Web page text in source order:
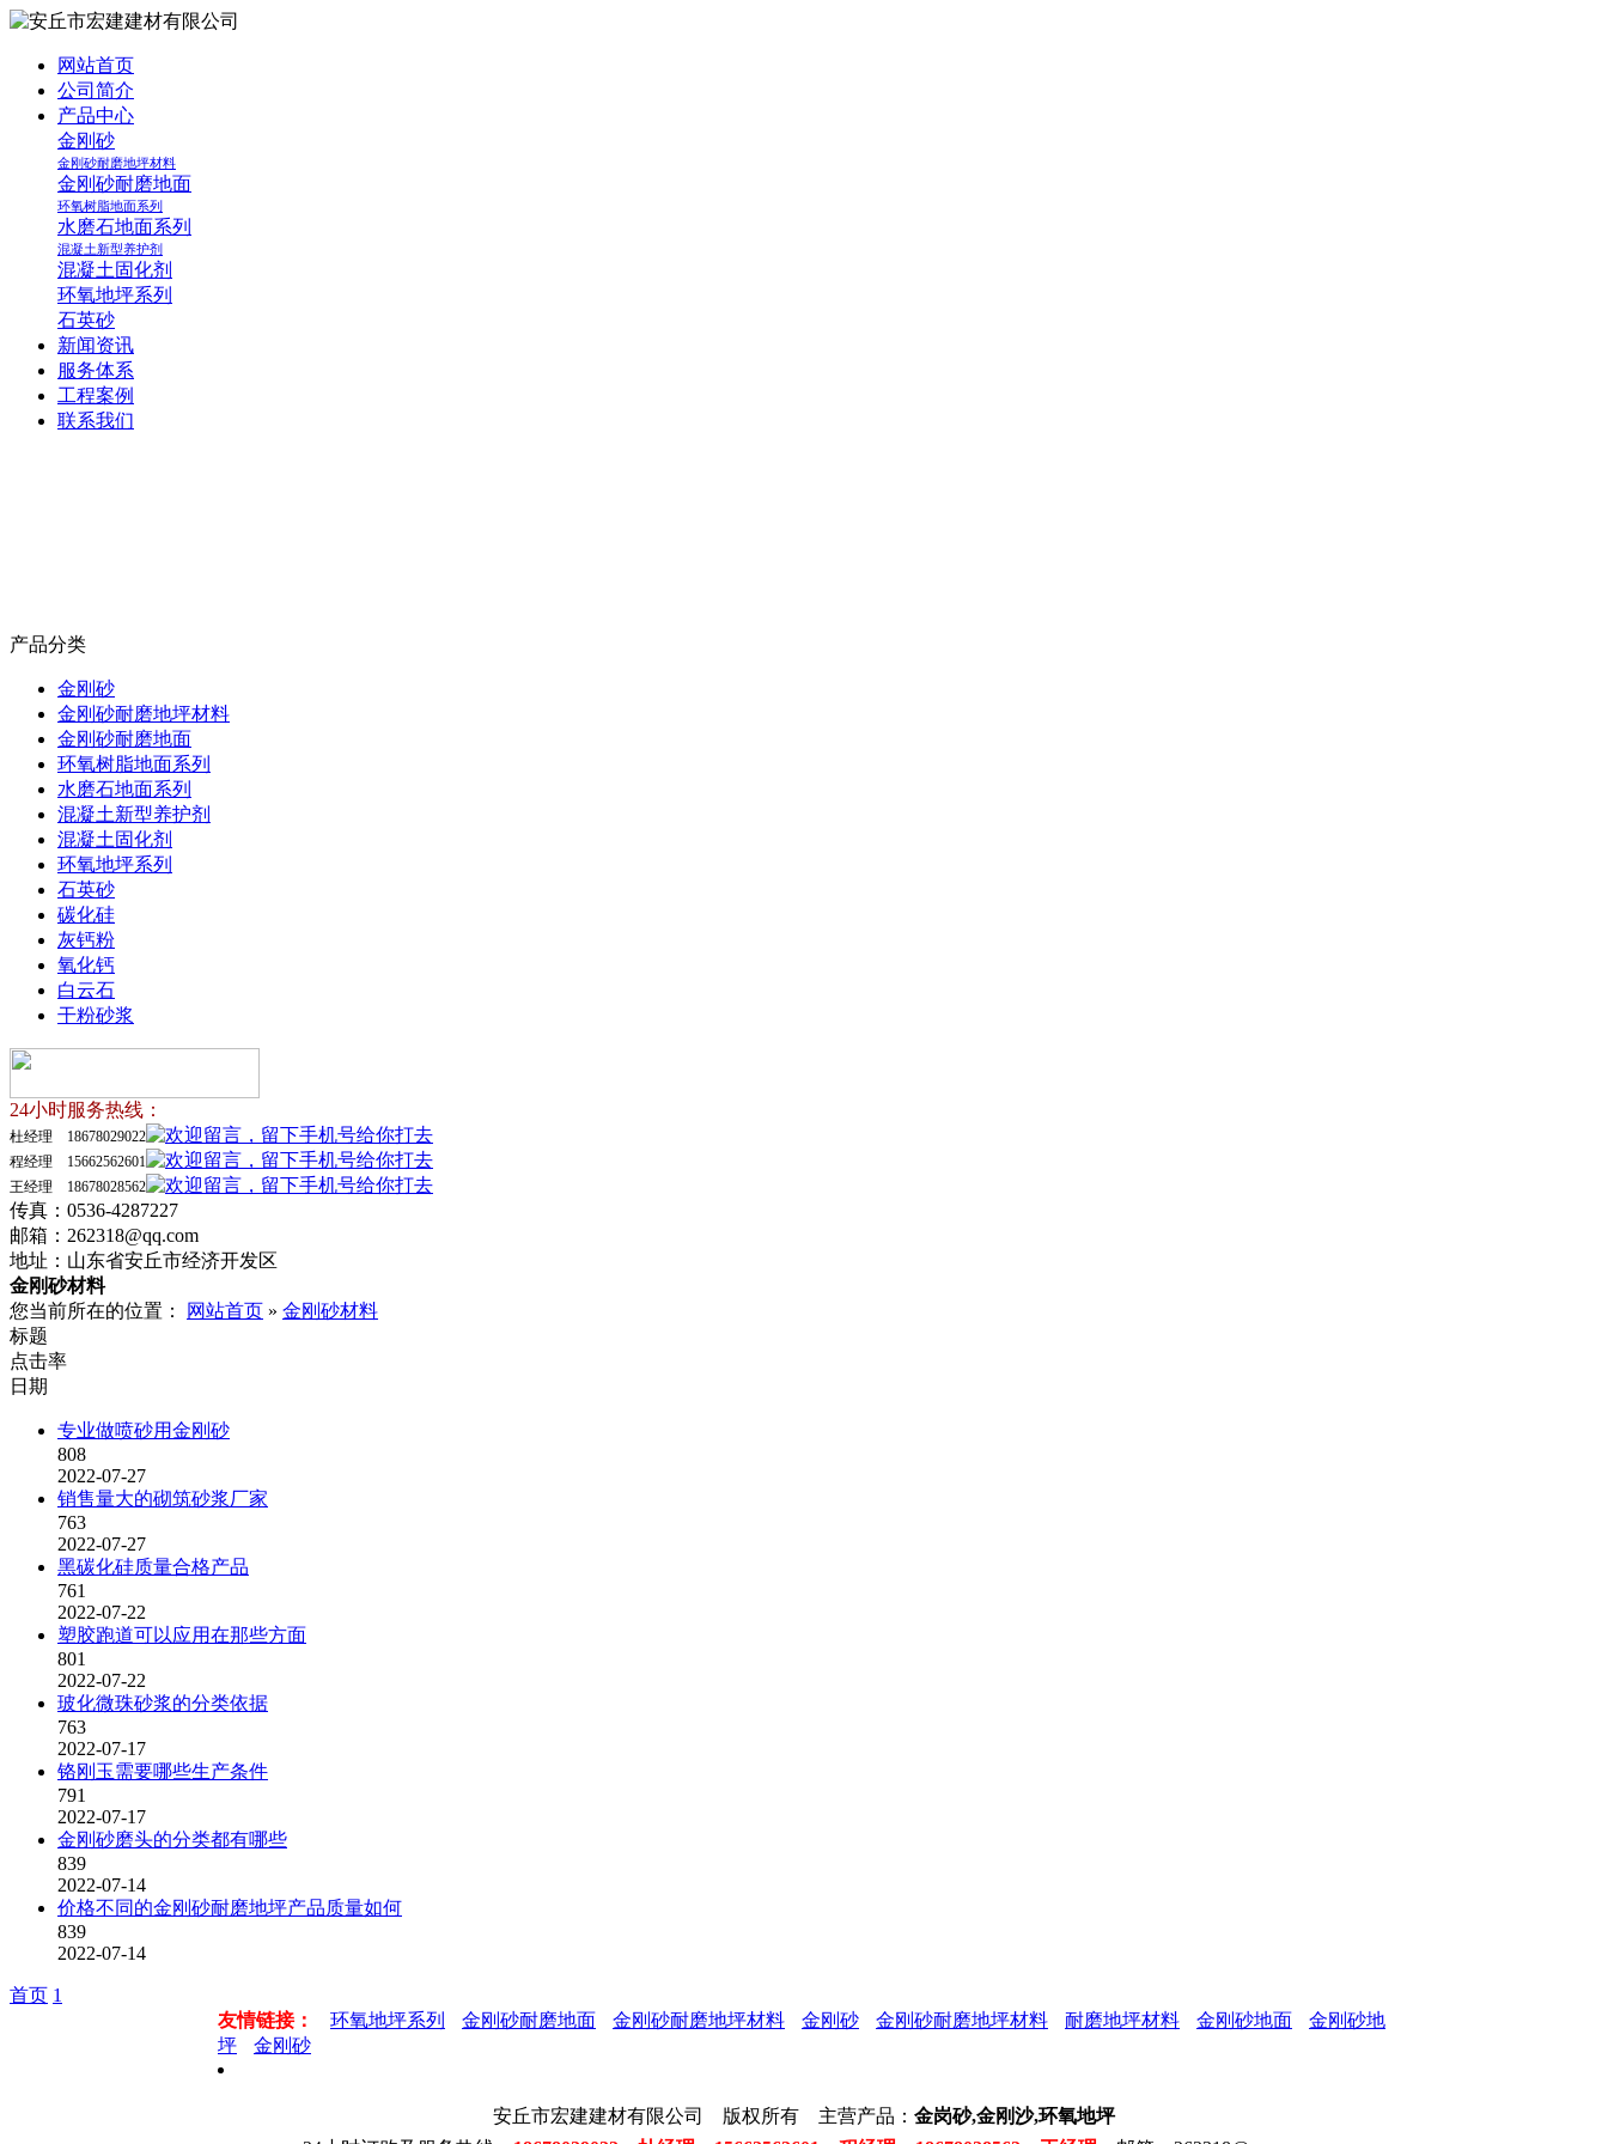
网站首页
公司简介
产品中心
金刚砂
金刚砂耐磨地坪材料
金刚砂耐磨地面
环氧树脂地面系列
水磨石地面系列
混凝土新型养护剂
混凝土固化剂
环氧地坪系列
石英砂
新闻资讯
服务体系
工程案例
联系我们
产品分类
金刚砂
金刚砂耐磨地坪材料
金刚砂耐磨地面
环氧树脂地面系列
水磨石地面系列
混凝土新型养护剂
混凝土固化剂
环氧地坪系列
石英砂
碳化硅
灰钙粉
氧化钙
白云石
干粉砂浆
24小时服务热线：
杜经理 18678029022
程经理 15662562601
王经理 18678028562
传真：0536-4287227
邮箱：262318@qq.com
地址：山东省安丘市经济开发区
金刚砂材料
您当前所在的位置：
网站首页 » 金刚砂材料
标题
点击率
日期
专业做喷砂用金刚砂
808
2022-07-27
销售量大的砌筑砂浆厂家
763
2022-07-27
黑碳化硅质量合格产品
761
2022-07-22
塑胶跑道可以应用在那些方面
801
2022-07-22
玻化微珠砂浆的分类依据
763
2022-07-17
铬刚玉需要哪些生产条件
791
2022-07-17
金刚砂磨头的分类都有哪些
839
2022-07-14
价格不同的金刚砂耐磨地坪产品质量如何
839
2022-07-14
首页 1
友情链接：
环氧地坪系列 金刚砂耐磨地面 金刚砂耐磨地坪材料 金刚砂 金刚砂耐磨地坪材料 耐磨地坪材料 金刚砂地面
金刚砂地
坪
金刚砂
安丘市宏建建材有限公司 版权所有 主营产品： 金岗砂,金刚沙,环氧地坪